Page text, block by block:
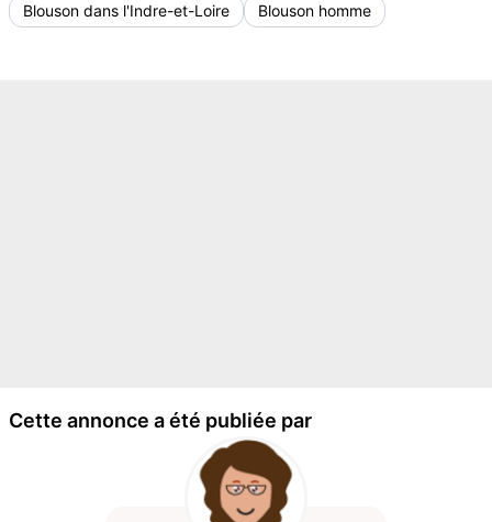
Blouson dans l'Indre-et-Loire
Blouson homme
Cette annonce a été publiée par